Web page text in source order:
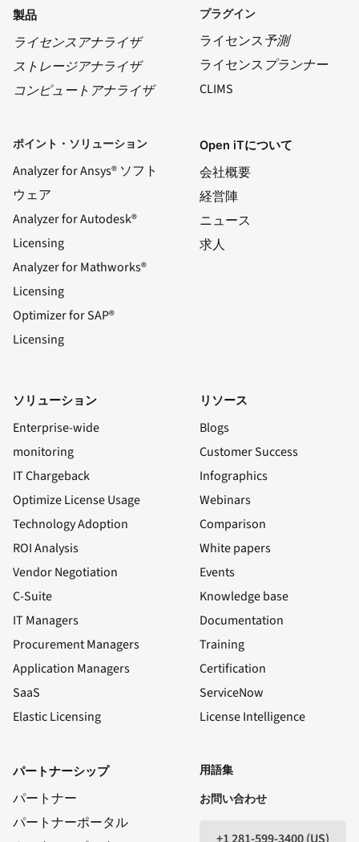
製品
ライセンスアナライザ
ストレージアナライザ
コンピュートアナライザ
プラグイン
ライセンス予測
ライセンス プランナー
CLIMS
ポイント・ソリューション
Analyzer for Ansys® ソフト
ウェア
Analyzer for Autodesk®
Licensing
Analyzer for Mathworks®
Licensing
Optimizer for SAP®
Licensing
Open iTについて
会社概要
経営陣
ニュース
求人
ソリューション
Enterprise-wide
monitoring
IT Chargeback
Optimize License Usage
Technology Adoption
ROI Analysis
Vendor Negotiation
C-Suite
IT Managers
Procurement Managers
Application Managers
SaaS
Elastic Licensing
リソース
Blogs
Customer Success
Infographics
Webinars
Comparison
White papers
Events
Knowledge base
Documentation
Training
Certification
ServiceNow
License Intelligence
パートナーシップ
パートナー
パートナーポータル
用語集
お問い合わせ